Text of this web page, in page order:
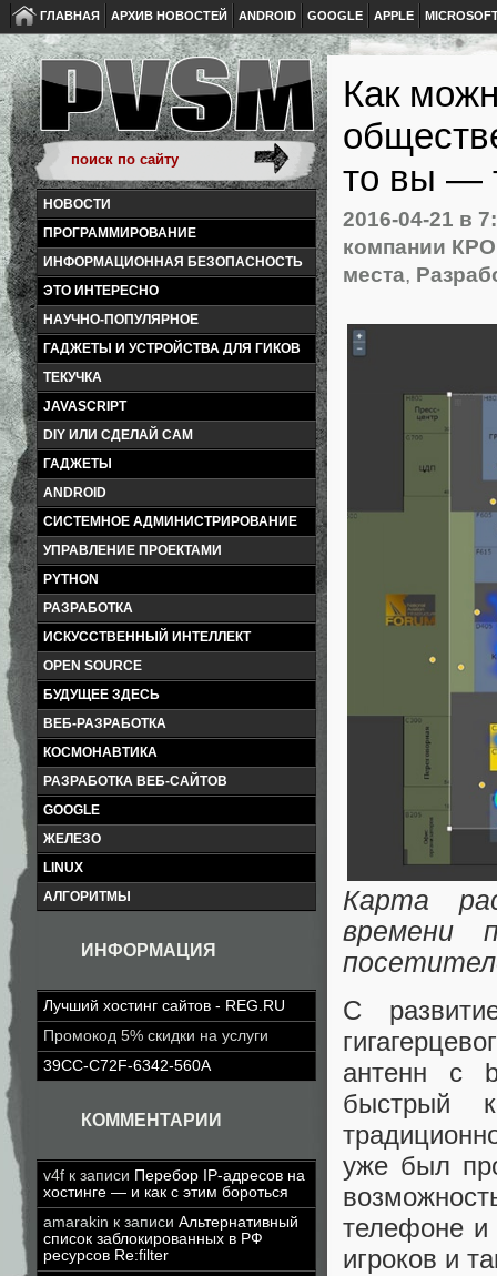
ГЛАВНАЯ АРХИВ НОВОСТЕЙ ANDROID GOOGLE APPLE
НОВОСТИ
ПРОГРАММИРОВАНИЕ
ИНФОРМАЦИОННАЯ БЕЗОПАСНОСТЬ
ЭТО ИНТЕРЕСНО
НАУЧНО-ПОПУЛЯРНОЕ
ГАДЖЕТЫ И УСТРОЙСТВА ДЛЯ ГИКОВ
ТЕКУЧКА
JAVASCRIPT
DIY ИЛИ СДЕЛАЙ САМ
ГАДЖЕТЫ
ANDROID
СИСТЕМНОЕ АДМИНИСТРИРОВАНИЕ
УПРАВЛЕНИЕ ПРОЕКТАМИ
PYTHON
РАЗРАБОТКА
ИСКУССТВЕННЫЙ ИНТЕЛЛЕКТ
OPEN SOURCE
БУДУЩЕЕ ЗДЕСЬ
ВЕБ-РАЗРАБОТКА
КОСМОНАВТИКА
РАЗРАБОТКА ВЕБ-САЙТОВ
GOOGLE
ЖЕЛЕЗО
LINUX
АЛГОРИТМЫ
ИНФОРМАЦИЯ
Лучший хостинг сайтов - REG.RU
Промокод 5% скидки на услуги
39CC-C72F-6342-560A
КОММЕНТАРИИ
v4f к записи Перебор IP-адресов на
хостинге — и как с этим бороться
amarakin к записи Альтернативный
список заблокированных в РФ
ресурсов Re:filter
Как
то вы —
2016-04-21 в
компании
места,
Карта
времени
С
антенн с
быстрый
уже был
телефоне и
игроков и